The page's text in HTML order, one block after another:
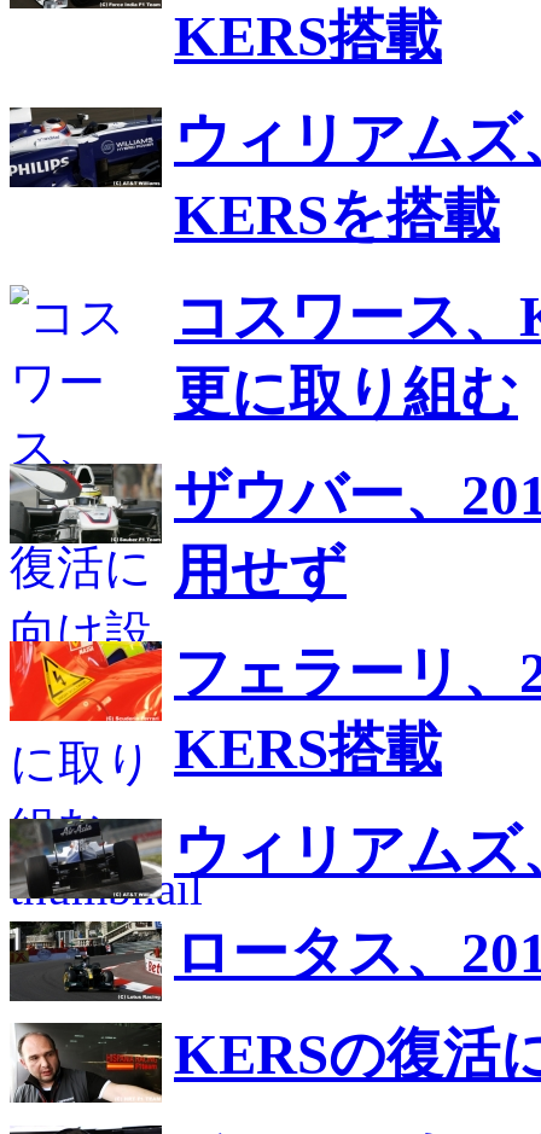
KERS搭載
ウィリアムズ
KERSを搭載
コスワース
更に取り組む
ザウバー、
用せず
フェラーリ、
KERS搭載
ウィリアム
ロータス、
KERSの復活